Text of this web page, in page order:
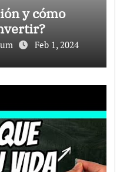
y cómo
Feb 1, 2024